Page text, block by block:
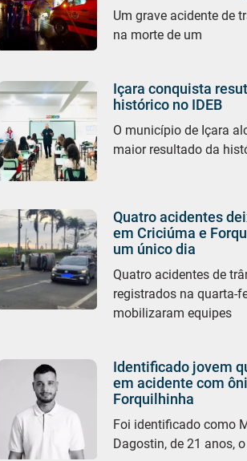
Um grave acidente de
na morte de um
Içara conquista
histórico no IDEB
O município de Içara
maior resultado da
Quatro acidentes
em Criciúma e
um único dia
Quatro acidentes de
registrados na quarta-
mobilizaram equipes
Identificado jovem
em acidente com
Forquilhinha
Foi identificado como
Dagostin, de 21 anos, o